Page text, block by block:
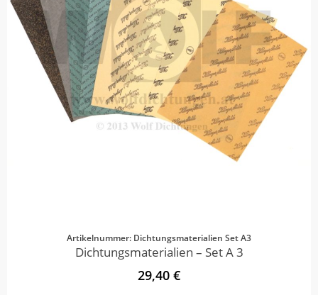
Artikelnummer: Dichtungsmaterialien Set A3
Dichtungsmaterialien – Set A 3
29,40 €